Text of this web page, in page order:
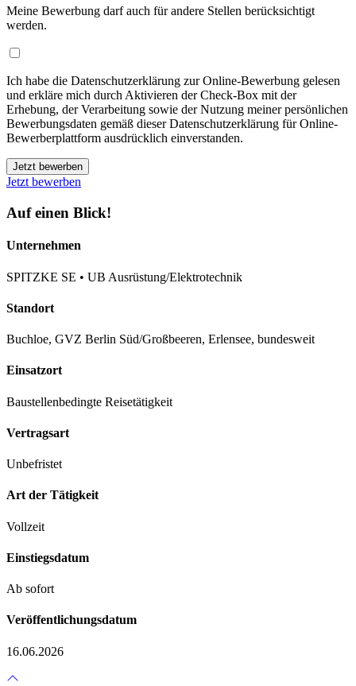
Meine Bewerbung darf auch für andere Stellen berücksichtigt
werden.
Ich habe die Datenschutzerklärung zur Online-Bewerbung gelesen
und erkläre mich durch Aktivieren der Check-Box mit der
Erhebung, der Verarbeitung sowie der Nutzung meiner persönlichen
Bewerbungsdaten gemäß dieser Datenschutzerklärung für Online-
Bewerberplattform ausdrücklich einverstanden.
Jetzt bewerben
Jetzt bewerben
Auf einen Blick!
Unternehmen
SPITZKE SE • UB Ausrüstung/Elektrotechnik
Standort
Buchloe, GVZ Berlin Süd/Großbeeren, Erlensee, bundesweit
Einsatzort
Baustellenbedingte Reisetätigkeit
Vertragsart
Unbefristet
Art der Tätigkeit
Vollzeit
Einstiegsdatum
Ab sofort
Veröffentlichungsdatum
16.06.2026